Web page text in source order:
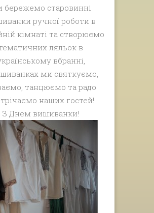
бережемо старовинні
ручної роботи в
кімнаті та створюємо
ляльок в
вбранні,
ми святкуємо,
танцюємо та радо
наших гостей!
З Днем вишиванки!